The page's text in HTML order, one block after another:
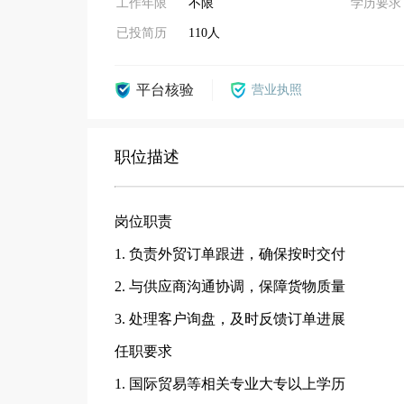
工作年限 不限
已投简历 110人
学历要求
平台核验 营业执照
职位描述
岗位职责
1. 负责外贸订单跟进，确保按时交付
2. 与供应商沟通协调，保障货物质量
3. 处理客户询盘，及时反馈订单进展
任职要求
1. 国际贸易等相关专业大专以上学历